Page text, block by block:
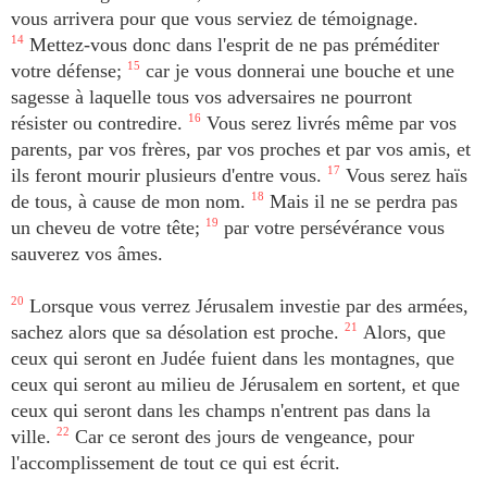
vous arrivera pour que vous serviez de témoignage.
14 Mettez-vous donc dans l'esprit de ne pas préméditer
votre défense;
15 car je vous donnerai une bouche et une
sagesse à laquelle tous vos adversaires ne pourront
résister ou contredire.
16 Vous serez livrés même par vos
parents, par vos frères, par vos proches et par vos amis, et
ils feront mourir plusieurs d'entre vous.
17 Vous serez haïs
de tous, à cause de mon nom.
18 Mais il ne se perdra pas
un cheveu de votre tête;
19 par votre persévérance vous
sauverez vos âmes.
20 Lorsque vous verrez Jérusalem investie par des armées,
sachez alors que sa désolation est proche. 21
Alors, que
ceux qui seront en Judée fuient dans les montagnes, que
ceux qui seront au milieu de Jérusalem en sortent, et que
ceux qui seront dans les champs n'entrent pas dans la
ville. 22 Car ce seront des jours de vengeance, pour
l'accomplissement de tout ce qui est écrit.